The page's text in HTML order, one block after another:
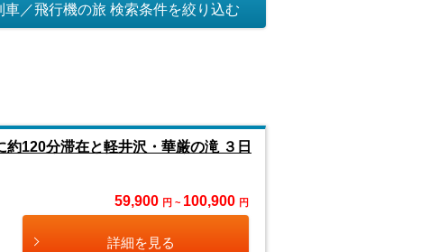
車／飛行機の旅 検索条件を絞り込む
120分滞在と軽井沢・華厳の滝 ３日
59,900 円 ~ 100,900 円
詳細を見る